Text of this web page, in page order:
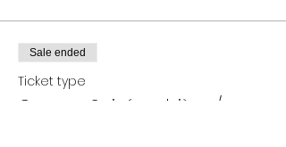
Sale ended
Ticket type
Cours + Soirée + bière /